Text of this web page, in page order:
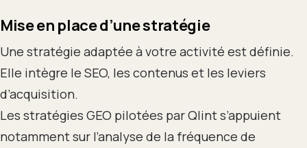
Mise en place d’une stratégie
Une stratégie adaptée à votre activité est définie.
Elle intègre le SEO, les contenus et les leviers
d’acquisition.
Les stratégies GEO pilotées par Qlint s’appuient
notamment sur l’analyse de la fréquence de